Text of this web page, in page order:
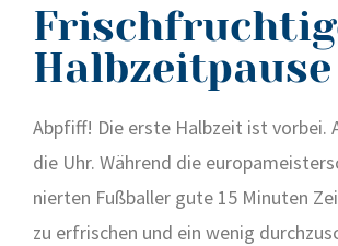
Halbzeitpause
Abpfiff! Die ers­te Halb­zeit ist vor­bei.
die Uhr. Wäh­rend die
nier­ten Fuß­bal­ler gute 15 Minu­ten
zu erfri­schen und ein wenig